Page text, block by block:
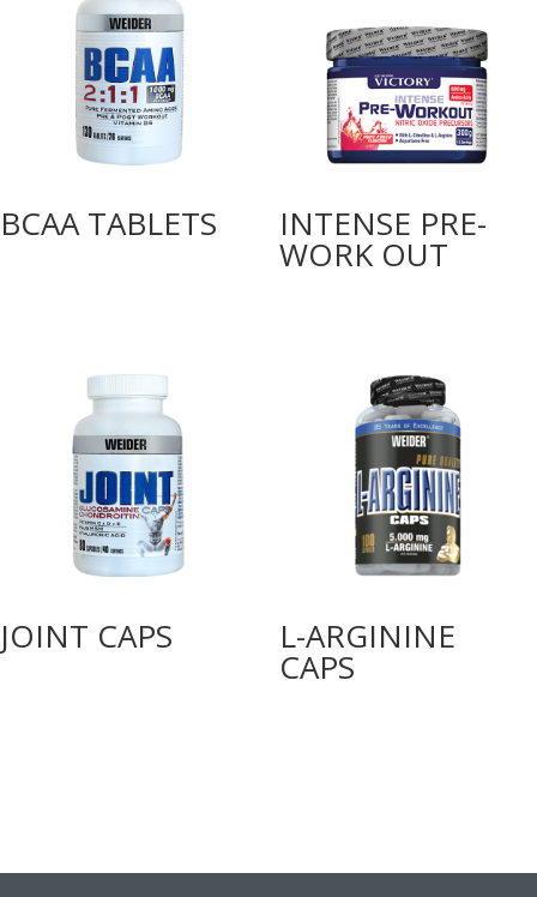
BCAA TABLETS INTENSE PRE-
WORK OUT
JOINT CAPS L-ARGININE
CAPS